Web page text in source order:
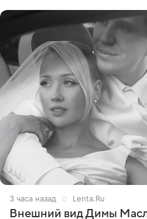
3 часа назад Lenta.Ru
Внешний вид Димы